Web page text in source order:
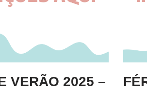
VERÃO 2025 –